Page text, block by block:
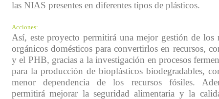
las NIAS presentes en diferentes tipos de plásticos.
Acciones:
Así, este proyecto permitirá una mejor gestión de los
orgánicos domésticos para convertirlos en recursos,
y el PHB, gracias a la investigación en procesos
para la producción de bioplásticos biodegradables,
menor dependencia de los recursos fósiles.
permitirá mejorar la seguridad alimentaria y la